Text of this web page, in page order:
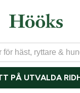
PÅ UTVALDA